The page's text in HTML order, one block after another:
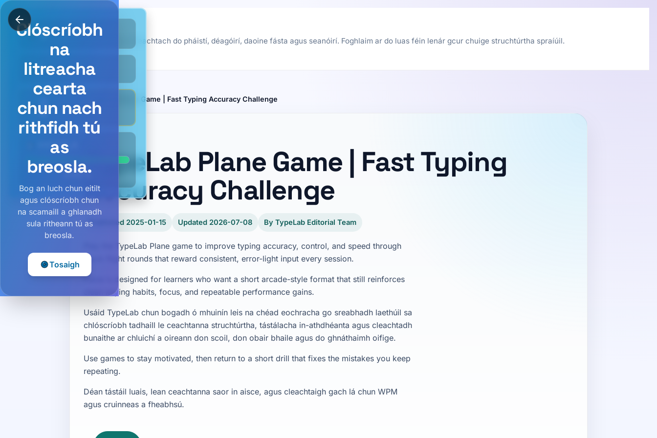
TypeLab
Déan clóscríobh spraoiúil agus éifeachtach do pháistí, déagóirí, daoine fásta agus seanóirí. Foghlaim ar do luas féin lenár gcur chuige struchtúrtha spraíúil.
Tástáil tú féin
TypeLab Plane Game | Fast Typing Accuracy Challenge
TypeLab Plane Game | Fast Typing
Accuracy Challenge
Published 2025-01-15 Updated 2026-07-08 By TypeLab Editorial Team
Play the TypeLab Plane game to improve typing accuracy, control, and speed through
quick flight rounds that reward consistent, error-light input every session.
Plane is designed for learners who want a short arcade-style format that still reinforces
clean keying habits, focus, and repeatable performance gains.
Usáid TypeLab chun bogadh ó mhuinín leis na chéad eochracha go sreabhadh laethúil sa
chlóscríobh tadhaill le ceachtanna struchtúrtha, tástálacha in-athdhéanta agus cleachtadh
bunaithe ar chluichí a oireann don scoil, don obair bhaile agus do ghnáthaimh oifige.
Use games to stay motivated, then return to a short drill that fixes the mistakes you keep
repeating.
Déan tástáil luais, lean ceachtanna saor in aisce, agus cleachtaigh gach lá chun WPM
agus cruinneas a fheabhsú.
Plane Typing Game
Clóscríobh
na
litreacha
cearta
chun nach
rithfidh tú
as
breosla.
Bog an luch chun eitilt
agus clóscríobh chun
na scamaill a ghlanadh
sula ritheann tú as
breosla.
Tosaigh
0
0
_
BREOSLA
100%